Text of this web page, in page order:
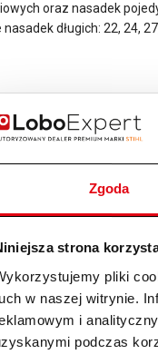
Zgoda
strona
pliki
w naszej witrynie.
i
podczas
oraz nasadek
długich: 22, 24,